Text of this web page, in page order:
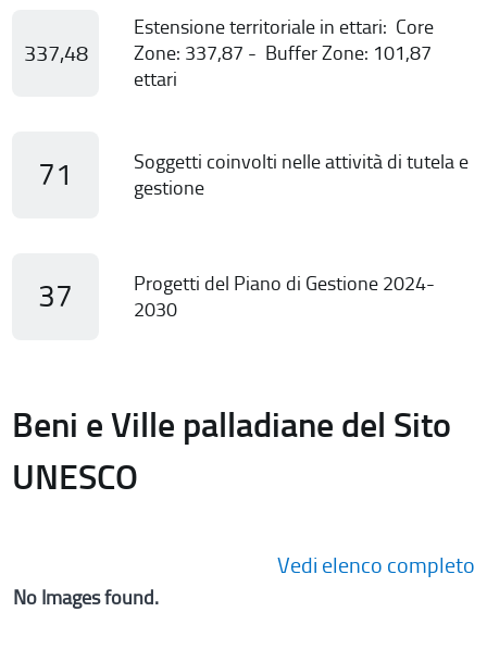
337,48
Estensione territoriale in ettari: Core
Zone: 337,87 - Buffer Zone: 101,87
ettari
71
Soggetti coinvolti nelle attività di tutela e
gestione
37
Progetti del Piano di Gestione 2024-
2030
Beni e Ville palladiane del Sito
UNESCO
Vedi elenco completo
No Images found.